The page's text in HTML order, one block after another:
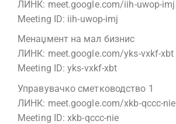
ЛИНК: meet.google.com/iih-uwop-imj
Meeting ID: iih-uwop-imj
Менаџмент на мал бизнис
ЛИНК: meet.google.com/yks-vxkf-xbt
Meeting ID: yks-vxkf-xbt
Управувачко сметководство 1
ЛИНК: meet.google.com/xkb-qccc-nie
Meeting ID: xkb-qccc-nie